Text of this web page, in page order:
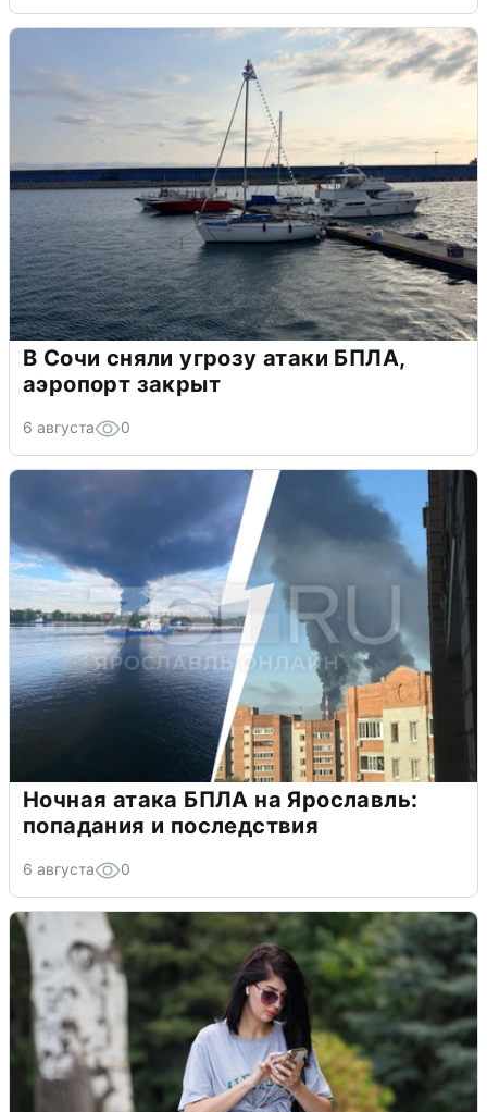
В Сочи сняли угрозу атаки БПЛА,
аэропорт закрыт
6 августа 0
Ночная атака БПЛА на Ярославль:
попадания и последствия
6 августа 0